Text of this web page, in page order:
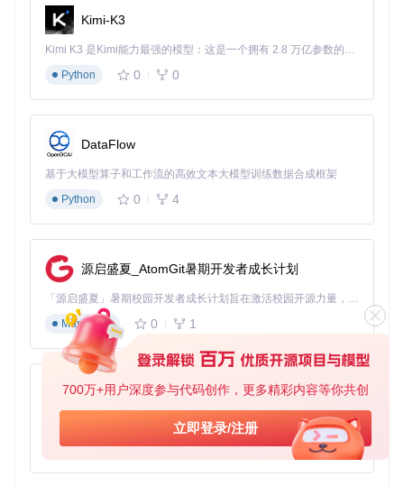
700万+用户深度参与代码创作，更多精彩内容等你共创
立即登录/注册
物联网设备管理
在物联网领域，很多智能设备需要配套的iOS应用来进行配置
和管理。设备制造商可以通过App-Installer将配置工具直接安
装到用户的iOS设备上，无需用户通过App Store下载，简化了
现场演示与展会
在展会或产品演示现场，网络环境往往不稳定，而且需要快速
向多位潜在客户展示应用功能。App-Installer的离线安装功能
可以让演示设备预先安装好各种应用，即使在没有网络的情况
下也能顺利进行演示，给客户留下专业高效的印象。
解决方案：App-Installer的核心功能
1. 双引擎安装系统：两种模式应对所有场景
App-Installer拥有两套强大的安装引擎，确保在各种情况下都
能顺利安装IPA文件。
原生签名引擎：对于已经正确签名的IPA文件，App-Installer会
直接调用[App Installer/App Installer/AppInstaller.m]核心模块
度比传统方式提升40%，特别适合开发者测试已签名的测试
智能重签引擎：当遇到证书过期或设备未授权的情况时，App-
Installer会自动激活[libProvision/Signing/EESigning.mm]模
块。这个模块就像一个"数字证书工厂"，能够为应用重新生成
Kimi-K3
Kimi K3 是Kimi能力最强的模型：这是一个拥有 2.8 万亿参数的混合专家（MoE）模型，具备原生视觉理解能力，并支持 100 万 token 的上下文窗口。
Python
0 0
DataFlow
基于大模型算子和工作流的高效文本大模型训练数据合成框架
Python
0 4
源启盛夏_AtomGit暑期开发者成长计划
「源启盛夏」暑期校园开发者成长计划旨在激活校园开源力量，通过积分激励、认证扶持、资源倾斜等形式，引导高校组织和开发者完成「入驻 — 建项目 — 做贡献 — 获认证 — 得资源」的完整闭环。无论你是想带领社团入驻平台的组织者，还是希望用代码贡献证明自己的开发者，都能在这里找到属于你的成长路径。
Markdown
0 1
py-xiaozhi
基于Python的Xiaozhi AI，适用于想要完整Xiaozhi体验而无需拥有专用硬件的用户。
Python
0 1